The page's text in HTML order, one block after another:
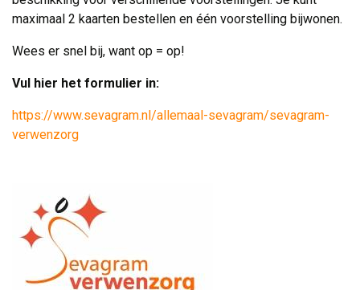
maximaal 2 kaarten bestellen en één voorstelling bijwonen.
Wees er snel bij, want op = op!
Vul hier het formulier in:
https://www.sevagram.nl/allemaal-sevagram/sevagram-
verwenzorg